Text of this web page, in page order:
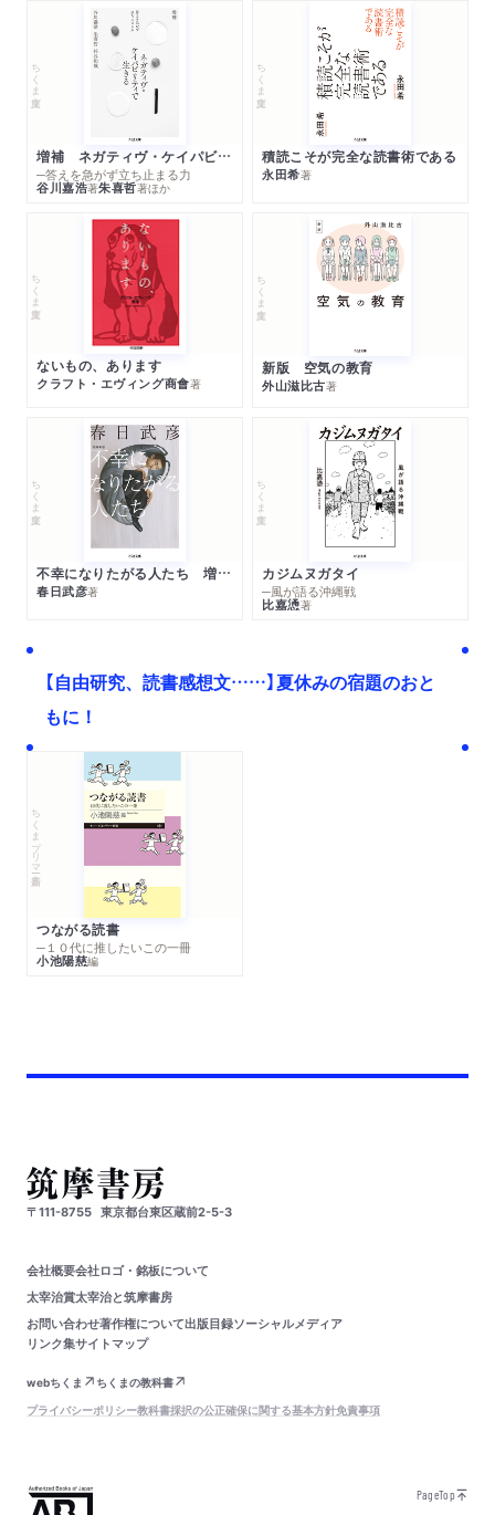
ちくま文庫
増補 ネガティヴ・ケイパビリティで生きる
─答えを急がず立ち止まる力
谷川嘉浩著朱喜哲著ほか
ちくま文庫
積読こそが完全な読書術である
永田希著
ちくま文庫
ないもの、あります
クラフト・エヴィング商會著
ちくま文庫
新版 空気の教育
外山滋比古著
ちくま文庫
不幸になりたがる人たち 増補新版
春日武彦著
ちくま文庫
カジムヌガタイ
─風が語る沖縄戦
比嘉慂著
【自由研究、読書感想文……】夏休みの宿題のおと
もに！
ちくまプリマー新書
つながる読書
─１０代に推したいこの一冊
小池陽慈編
〒111-8755 東京都台東区蔵前2-5-3
会社概要会社ロゴ・銘板について
太宰治賞太宰治と筑摩書房
お問い合わせ著作権について出版目録ソーシャルメディア
リンク集サイトマップ
webちくま
ちくまの教科書
プライバシーポリシー教科書採択の公正確保に関する基本方針免責事項
PageTop